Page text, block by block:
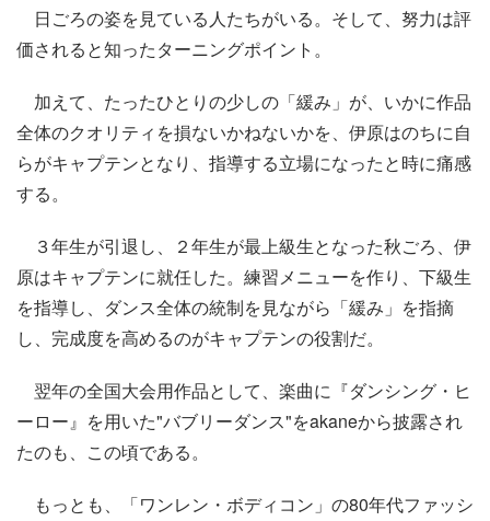
日ごろの姿を見ている人たちがいる。そして、努力は評
価されると知ったターニングポイント。
加えて、たったひとりの少しの「緩み」が、いかに作品
全体のクオリティを損ないかねないかを、伊原はのちに自
らがキャプテンとなり、指導する立場になったと時に痛感
する。
３年生が引退し、２年生が最上級生となった秋ごろ、伊
原はキャプテンに就任した。練習メニューを作り、下級生
を指導し、ダンス全体の統制を見ながら「緩み」を指摘
し、完成度を高めるのがキャプテンの役割だ。
翌年の全国大会用作品として、楽曲に『ダンシング・ヒ
ーロー』を用いた"バブリーダンス"をakaneから披露され
たのも、この頃である。
もっとも、「ワンレン・ボディコン」の80年代ファッシ